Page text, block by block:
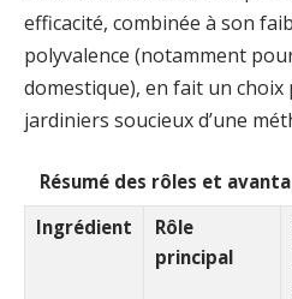
efficacité, combinée à son
polyvalence (notamment
domestique), en fait un choix
jardiniers soucieux d’une
Résumé des rôles et
Ingrédient
Rôle
principal